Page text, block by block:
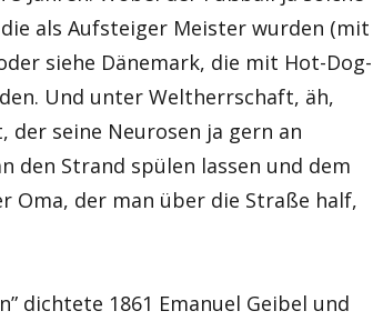
als Aufsteiger Meister wurden (mit
siehe Dänemark, die mit Hot-Dog-
Und unter Weltherrschaft, äh,
seine Neurosen ja gern an
den Strand spülen lassen und dem
Oma, der man über die Straße half,
dichtete 1861 Emanuel Geibel und